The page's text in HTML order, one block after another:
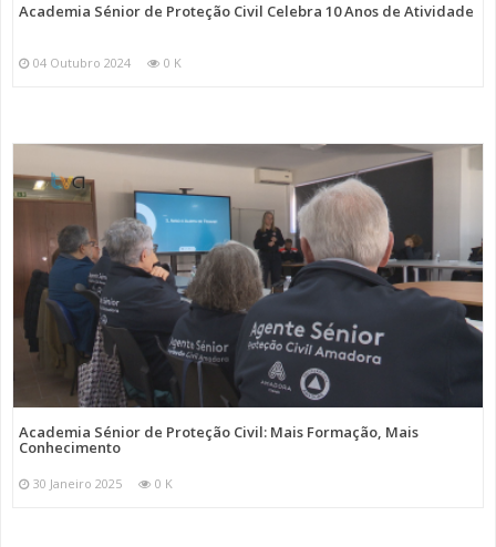
Academia Sénior de Proteção Civil Celebra 10 Anos de Atividade
04 Outubro 2024 0 K
Academia Sénior de Proteção Civil: Mais Formação, Mais
Conhecimento
30 Janeiro 2025 0 K